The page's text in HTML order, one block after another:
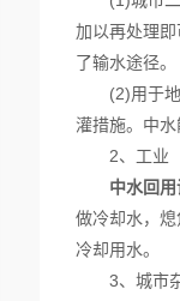
加以再处理
了输水途径。
(2)用于地
灌措施。中
2、工业
中水回
做冷却水，
冷却用水。
3、城市